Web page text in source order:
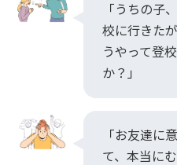
「うちの子
校に行きた
うやって登
か？」
「お友達に
て、本当に